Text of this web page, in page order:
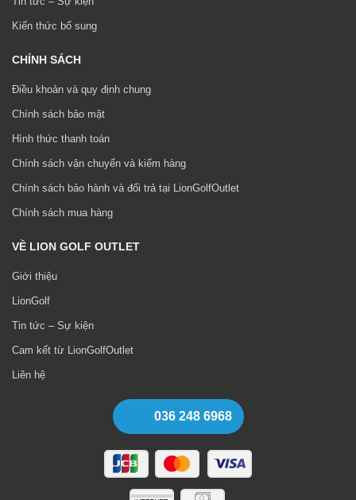
Kiến thức bổ sung
CHÍNH SÁCH
Điều khoản và quy định chung
Chính sách bảo mật
Hình thức thanh toán
Chính sách vận chuyển và kiểm hàng
Chính sách bảo hành và đổi trả tại LionGolfOutlet
Chính sách mua hàng
VỀ LION GOLF OUTLET
Giới thiệu
LionGolf
Tin tức – Sự kiện
Cam kết từ LionGolfOutlet
Liên hệ
036 248 6968